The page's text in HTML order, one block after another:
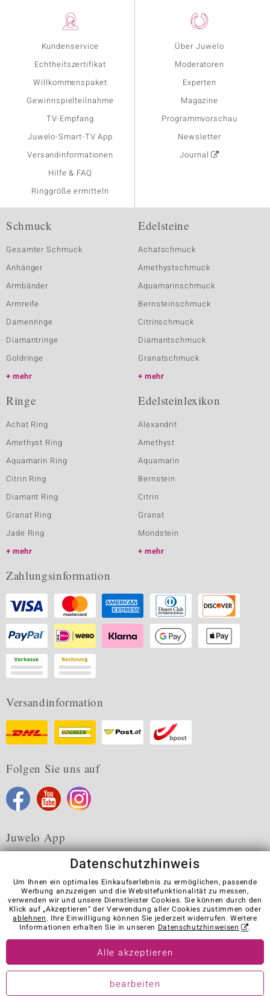
Kundenservice
Echtheitszertifikat
Willkommenspaket
Gewinnspielteilnahme
TV-Empfang
Juwelo-Smart-TV App
Versandinformationen
Hilfe & FAQ
Ringgröße ermitteln
Über Juwelo
Moderatoren
Experten
Magazine
Programmvorschau
Newsletter
Journal
Schmuck
Gesamter Schmuck
Anhänger
Armbänder
Armreife
Damenringe
Diamantringe
Goldringe
mehr
Edelsteine
Achatschmuck
Amethystschmuck
Aquamarinschmuck
Bernsteinschmuck
Citrinschmuck
Diamantschmuck
Granatschmuck
mehr
Ringe
Achat Ring
Amethyst Ring
Aquamarin Ring
Citrin Ring
Diamant Ring
Granat Ring
Jade Ring
mehr
Edelsteinlexikon
Alexandrit
Amethyst
Aquamarin
Bernstein
Citrin
Granat
Mondstein
mehr
Zahlungsinformation
Versandinformation
Folgen Sie uns auf
Juwelo App
Karriere AGB Datenschutz Cookies
Impressum
Kontakt
Vertrag widerrufen
Visit our stores in other countries:
© Juwelo Deutschland GmbH (ein Tochterunternehmen der elumeo
SE)
Datenschutzhinweis
Um Ihnen ein optimales Einkaufserlebnis zu ermöglichen, passende
Werbung anzuzeigen und die Websitefunktionalität zu messen,
verwenden wir und unsere Dienstleister Cookies. Sie können durch den
Klick auf „Akzeptieren“ der Verwendung aller Cookies zustimmen oder
ablehnen. Ihre Einwilligung können Sie jederzeit widerrufen. Weitere
Informationen erhalten Sie in unseren Datenschutzhinweisen .
Alle akzeptieren
bearbeiten